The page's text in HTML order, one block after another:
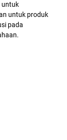
untuk
untuk produk
pada